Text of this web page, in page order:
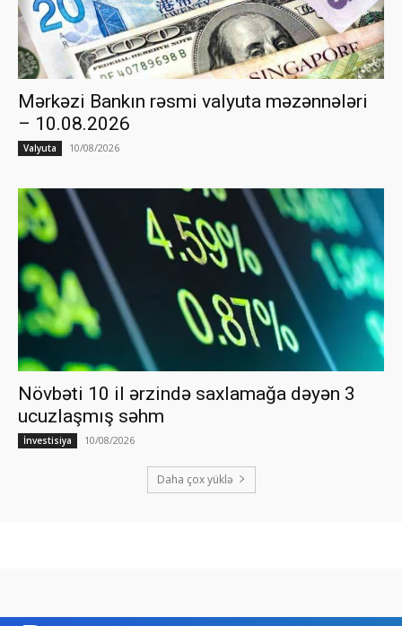
Mərkəzi Bankın rəsmi valyuta məzənnələri
– 10.08.2026
Valyuta 10/08/2026
Növbəti 10 il ərzində saxlamağa dəyən 3
ucuzlaşmış səhm
İnvestisiya 10/08/2026
Daha çox yüklə